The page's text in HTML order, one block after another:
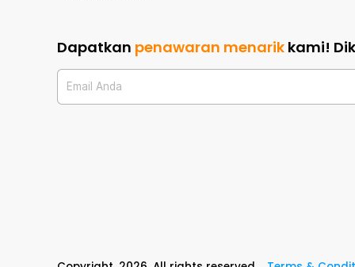
Dapatkan penawaran menarik kami!
Email Anda